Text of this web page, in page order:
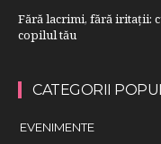
Fără lacrimi, fără iritații:
copilul tău
CATEGORII
EVENIMENTE